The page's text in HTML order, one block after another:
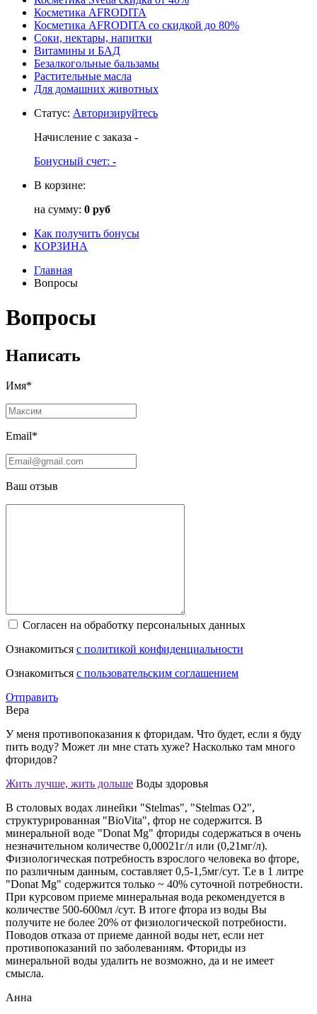
Косметика AFRODITA
Косметика AFRODITA со скидкой до 80%
Соки, нектары, напитки
Витамины и БАД
Безалкогольные бальзамы
Растительные масла
Для домашних животных
Статус: Авторизируйтесь
Начисление с заказа -
Бонусный счет: -
В корзине:
на сумму: 0 руб
Как получить бонусы
КОРЗИНА
Главная
Вопросы
Вопросы
Написать
Имя*
Email*
Ваш отзыв
Согласен на обработку персональных данных
Ознакомиться с политикой конфиденциальности
Ознакомиться с пользовательским соглашением
Отправить
Вера
У меня противопоказания к фторидам. Что будет, если я буду
пить воду? Может ли мне стать хуже? Насколько там много
фторидов?
Жить лучше, жить дольше Воды здоровья
В столовых водах линейки "Stelmas", "Stelmas O2",
структурированная "BioVita", фтор не содержится. В
минеральной воде "Donat Mg" фториды содержаться в очень
незначительном количестве 0,00021г/л или (0,21мг/л).
Физиологическая потребность взрослого человека во фторе,
по различным данным, составляет 0,5-1,5мг/сут. Т.е в 1 литре
"Donat Mg" содержится только ~ 40% суточной потребности.
При курсовом приеме минеральная вода рекомендуется в
количестве 500-600мл /сут. В итоге фтора из воды Вы
получите не более 20% от физиологической потребности.
Поводов отказа от приеме данной воды нет, если нет
противопоказаний по заболеваниям. Фториды из
минеральной воды удалить не возможно, да и не имеет
смысла.
Анна